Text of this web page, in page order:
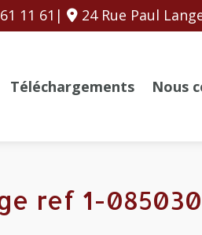
11 61| 24 Rue Paul
Téléchargements Nous
ref 1-085030